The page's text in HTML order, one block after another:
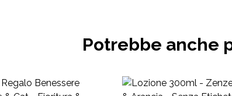
Potrebbe anche